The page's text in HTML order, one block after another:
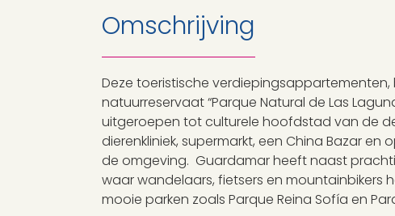
Omschrijving
Deze toeristische
natuurreservaat “Parque Natural de Las
uitgeroepen tot culturele hoofdstad van de
dierenkliniek, supermarkt, een China Bazar en
de omgeving. Guardamar heeft naast
waar wandelaars, fietsers en mountainbikers
mooie parken zoals Parque Reina Sofía en